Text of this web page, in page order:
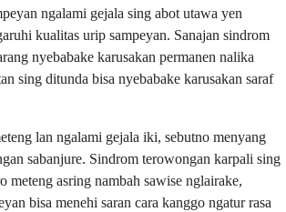
ngalami gejala sing abot utawa yen
kualitas urip sampeyan. Sanajan sindrom
nyebabake karusakan permanen nalika
sing ditunda bisa nyebabake karusakan saraf
lan ngalami gejala iki, sebutno menyang
sabanjure. Sindrom terowongan karpali sing
meteng asring nambah sawise nglairake,
bisa menehi saran cara kanggo ngatur rasa